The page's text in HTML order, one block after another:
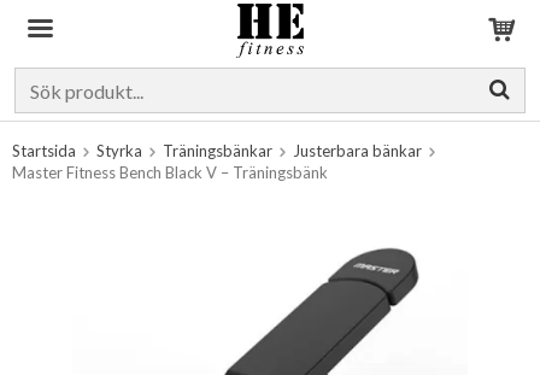
Startsida Styrka Träningsbänkar
Justerbara bänkar
Master Fitness Bench Black V – Träningsbänk